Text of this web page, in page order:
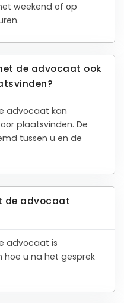
weekend of op
de advocaat ook
advocaat kan
plaatsvinden. De
tussen u en de
de advocaat
advocaat is
hoe u na het gesprek